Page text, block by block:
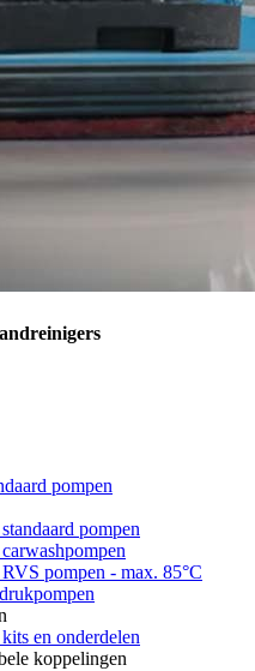
pompen
pompen
pompen - max. 85°C
en onderdelen
koppelingen